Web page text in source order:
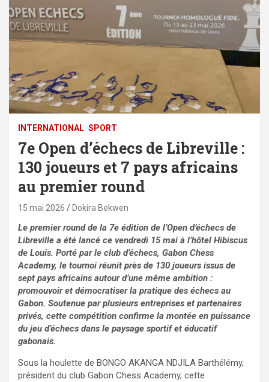
INTERNATIONAL SPORT
7e Open d’échecs de Libreville :
130 joueurs et 7 pays africains
au premier round
15 mai 2026 Dokira Bekwen
Le premier round de la 7e édition de l’Open d’échecs de
Libreville a été lancé ce vendredi 15 mai à l’hôtel Hibiscus
de Louis. Porté par le club d’échecs, Gabon Chess
Academy, le tournoi réunit près de 130 joueurs issus de
sept pays africains autour d’une même ambition :
promouvoir et démocratiser la pratique des échecs au
Gabon. Soutenue par plusieurs entreprises et partenaires
privés, cette compétition confirme la montée en puissance
du jeu d’échecs dans le paysage sportif et éducatif
gabonais.
Sous la houlette de BONGO AKANGA NDJILA Barthélémy,
président du club Gabon Chess Academy, cette